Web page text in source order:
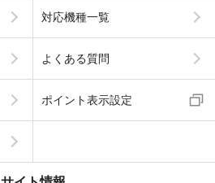
対応機種一覧
よくある質問
ポイント表示設定